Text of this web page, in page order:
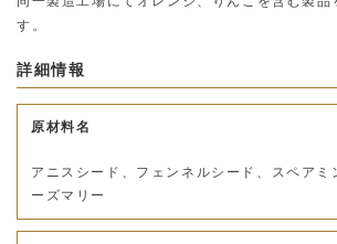
す。
詳細情報
原材料名
アニスシード、フェンネルシード、スペアミ
ーズマリー